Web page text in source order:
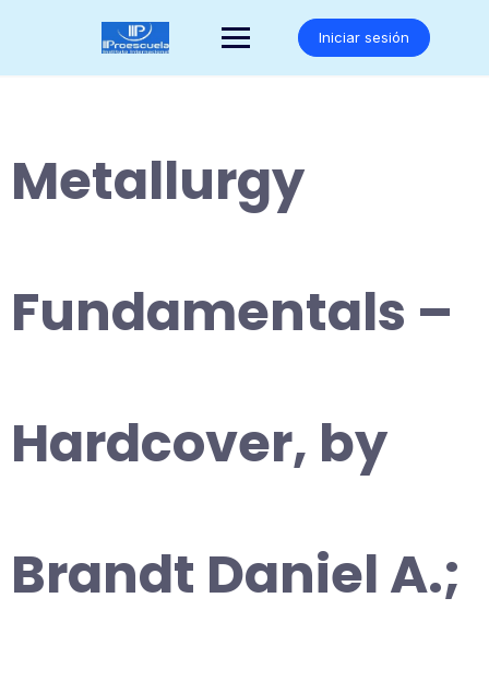
Iniciar sesión
Metallurgy
Fundamentals –
Hardcover, by
Brandt Daniel A.;